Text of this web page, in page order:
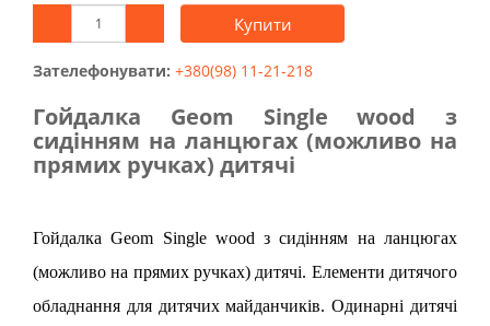
Купити
Зателефонувати: +380(98) 11-21-218
Гойдалка Geom Single wood з
сидінням на ланцюгах (можливо на
прямих ручках) дитячі
Гойдалка Geom Single wood з сидінням на ланцюгах
(можливо на прямих ручках) дитячі. Елементи дитячого
обладнання для дитячих майданчиків. Одинарні дитячі